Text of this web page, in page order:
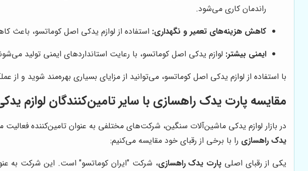
راندمان کاری می‌شود.
کاهش هزینه‌های تعمیر و نگهداری: استفاده از لوازم یدکی اصل کوماتسو،
ایمنی بیشتر: لوازم یدکی اصل کوماتسو، با رعایت استانداردهای ایمنی تولید
با استفاده از لوازم یدکی اصل کوماتسو، می‌توانید از مزایای بسیاری بهره‌مند شوید و
مقایسه پارت یدک راهسازی با سایر تامین‌کنندگان لوازم
در بازار لوازم یدکی ماشین‌آلات سنگین، شرکت‌های مختلفی به عنوان تامین‌کننده
یدک راهسازی را با برخی از رقبای خود مقایسه می‌کنیم:
یکی از رقبای اصلی پارت یدک راهسازی، شرکت "ایران کوماتسو" است. این شرکت به